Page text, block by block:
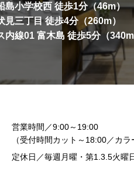
島小学校西 徒歩1分（46m）
三丁目 徒歩4分（260m）
内線01 富木島 徒歩5分（340m
営業時間／9:00～19:00
（受付時間カット～18:00／カラ
定休日／毎週月曜・第1.3.5火曜